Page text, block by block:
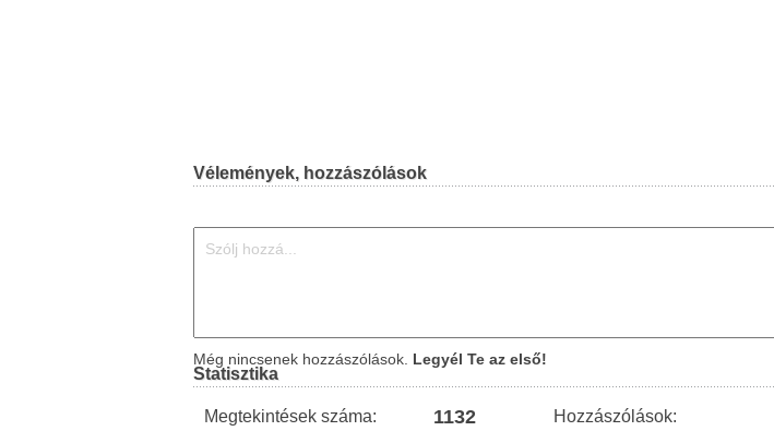
Vélemények, hozzászólások
Még nincsenek hozzászólások. Legyél Te az első!
Statisztika
Megtekintések száma: 1132 Hozzászólások: